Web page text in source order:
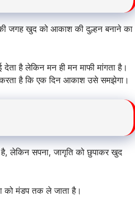
जगह खुद को आकाश की दुल्हन बनाने का
है लेकिन मन ही मन माफी मांगता है।
करता है कि एक दिन आकाश उसे समझेगा।
लेकिन सपना, जागृति को छुपाकर खुद
को मंडप तक ले जाता है।